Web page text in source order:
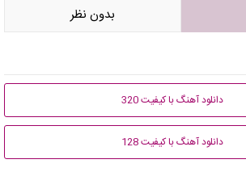
بدون نظر
دانلود آهنگ با کیفیت 320
دانلود آهنگ با کیفیت 128